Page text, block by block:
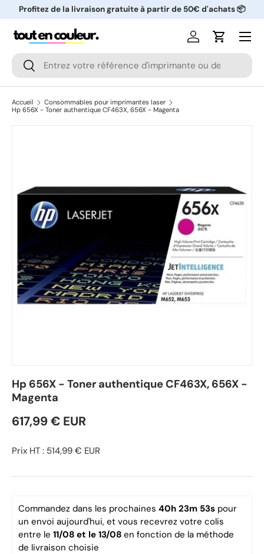
ALLER AU CONTENU
Profitez de la livraison gratuite à partir de 50€ d'achats 📦
Recherche
Rechercher
Se connecter
Panier
Menu
Accueil
Consommables pour imprimantes laser
Hp 656X - Toner authentique CF463X, 656X - Magenta
Hp 656X - Toner authentique CF463X, 656X -
Magenta
617,99 € EUR
Prix HT : 514,99 € EUR
Commandez dans les prochaines 40h 23m 52s pour
un envoi aujourd'hui, et vous recevrez votre colis
entre le 11/08 et le 13/08 en fonction de la méthode
de livraison choisie